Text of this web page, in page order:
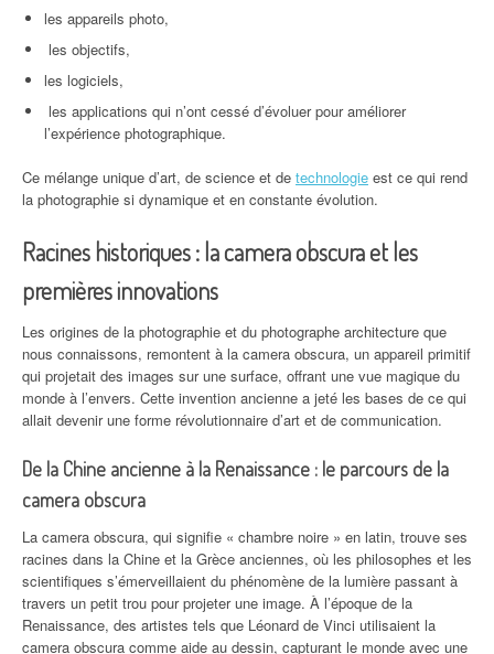
les appareils photo,
les objectifs,
les logiciels,
les applications qui n’ont cessé d’évoluer pour améliorer
l’expérience photographique.
Ce mélange unique d’art, de science et de technologie est ce qui rend
la photographie si dynamique et en constante évolution.
Racines historiques : la camera obscura et les
premières innovations
Les origines de la photographie et du photographe architecture que
nous connaissons, remontent à la camera obscura, un appareil primitif
qui projetait des images sur une surface, offrant une vue magique du
monde à l’envers. Cette invention ancienne a jeté les bases de ce qui
allait devenir une forme révolutionnaire d’art et de communication.
De la Chine ancienne à la Renaissance : le parcours de la
camera obscura
La camera obscura, qui signifie « chambre noire » en latin, trouve ses
racines dans la Chine et la Grèce anciennes, où les philosophes et les
scientifiques s’émerveillaient du phénomène de la lumière passant à
travers un petit trou pour projeter une image. À l’époque de la
Renaissance, des artistes tels que Léonard de Vinci utilisaient la
camera obscura comme aide au dessin, capturant le monde avec une